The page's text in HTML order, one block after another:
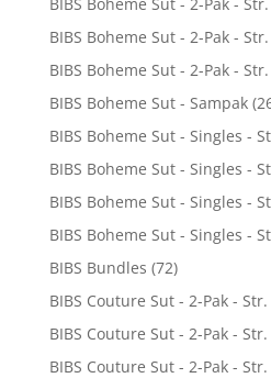
BIBS Boheme Sut - 2-Pak -
BIBS Boheme Sut - 2-Pak -
BIBS Boheme Sut - Sampak
BIBS Boheme Sut - Singles -
BIBS Boheme Sut - Singles -
BIBS Boheme Sut - Singles -
BIBS Boheme Sut - Singles -
BIBS Bundles (72)
BIBS Couture Sut - 2-Pak -
BIBS Couture Sut - 2-Pak -
BIBS Couture Sut - 2-Pak -